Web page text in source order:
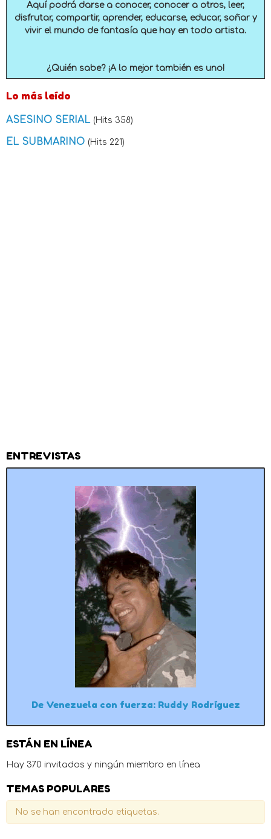
Aquí podrá darse a conocer, conocer a otros, leer,
disfrutar, compartir, aprender, educarse, educar, soñar y
vivir el mundo de fantasía que hay en todo artista.
¿Quién sabe? ¡A lo mejor también es uno!
Lo más leído
ASESINO SERIAL (Hits 358)
EL SUBMARINO (Hits 221)
ENTREVISTAS
De Venezuela con fuerza: Ruddy Rodríguez
ESTÁN EN LÍNEA
Hay 370 invitados y ningún miembro en línea
TEMAS POPULARES
No se han encontrado etiquetas.